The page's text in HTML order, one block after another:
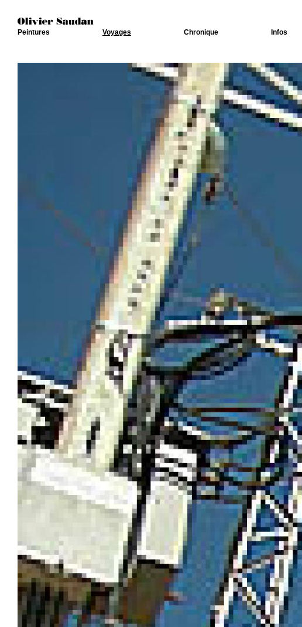
Peintures Voyages Chronique Infos